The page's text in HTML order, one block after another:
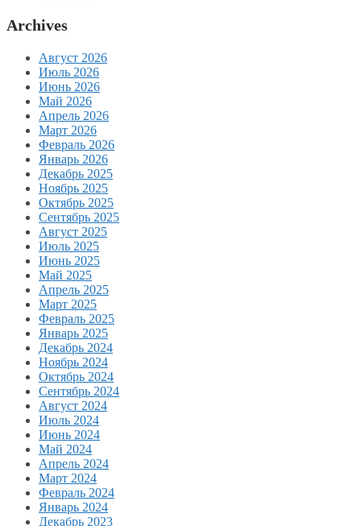
Archives
Август 2026
Июль 2026
Июнь 2026
Май 2026
Апрель 2026
Март 2026
Февраль 2026
Январь 2026
Декабрь 2025
Ноябрь 2025
Октябрь 2025
Сентябрь 2025
Август 2025
Июль 2025
Июнь 2025
Май 2025
Апрель 2025
Март 2025
Февраль 2025
Январь 2025
Декабрь 2024
Ноябрь 2024
Октябрь 2024
Сентябрь 2024
Август 2024
Июль 2024
Июнь 2024
Май 2024
Апрель 2024
Март 2024
Февраль 2024
Январь 2024
Декабрь 2023